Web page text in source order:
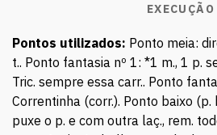
EXECUÇÃO
Pontos utilizados: Ponto meia:
t.. Ponto fantasia nº 1: *1 m., 1 p.
Tric. sempre essa carr.. Ponto
Correntinha (corr.). Ponto baixo (p.
puxe o p. e com outra laç., rem.